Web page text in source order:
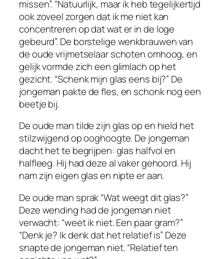
missen”. “Natuurlijk, maar ik heb tegelijkertijd
ook zoveel zorgen dat ik me niet kan
concentreren op dat wat er in de loge
gebeurd”. De borstelige wenkbrauwen van
de oude vrijmetselaar schoten omhoog, en
gelijk vormde zich een glimlach op het
gezicht. “Schenk mijn glas eens bij?” De
jongeman pakte de fles, en schonk nog een
beetje bij.
De oude man tilde zijn glas op en hield het
stilzwijgend op ooghoogte. De jongeman
dacht het te begrijpen: glas halfvol en
halfleeg. Hij had deze al vaker gehoord. Hij
nam zijn eigen glas en nipte er aan.
De oude man sprak “Wat weegt dit glas?”
Deze wending had de jongeman niet
verwacht: “weet ik niet. Een paar gram?”
“Denk je? Ik denk dat het relatief is” Deze
snapte de jongeman niet. “Relatief ten